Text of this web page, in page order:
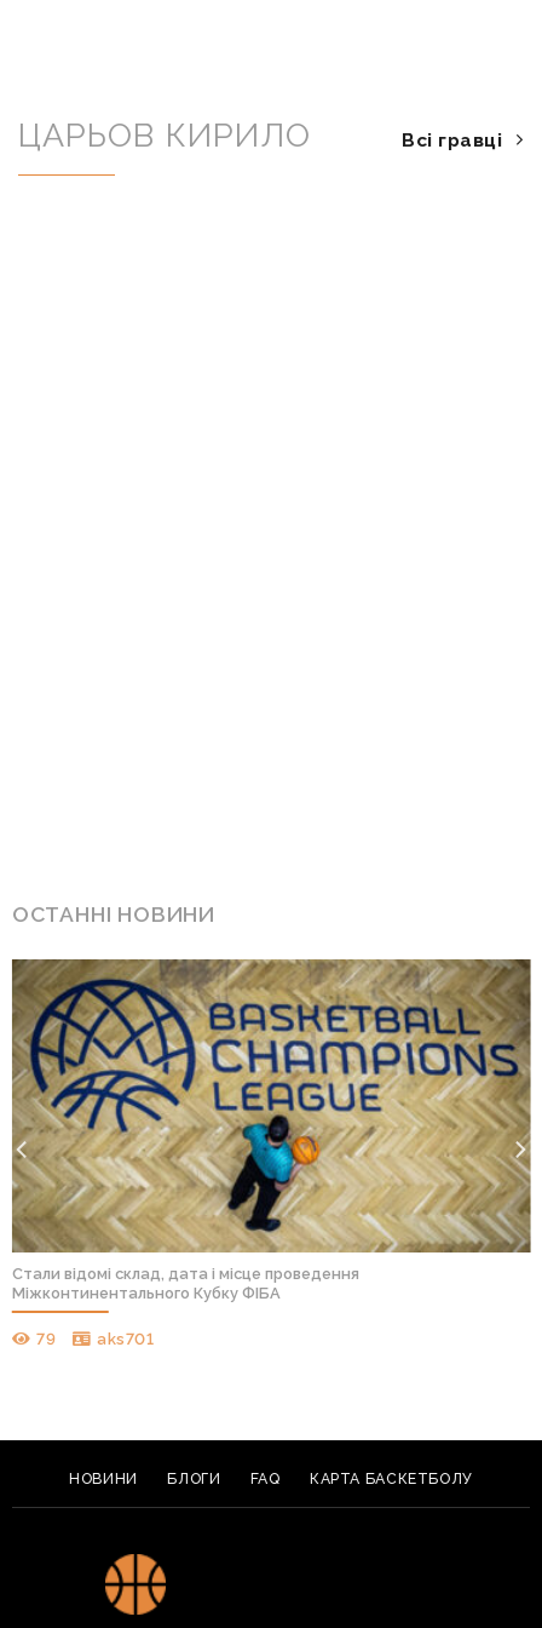
ЦАРЬОВ КИРИЛО Всі гравці
ОСТАННІ НОВИНИ
Стали відомі склад, дата і місце проведення
Міжконтинентального Кубку ФІБА
79 aks701
НОВИНИ БЛОГИ FAQ КАРТА БАСКЕТБОЛУ